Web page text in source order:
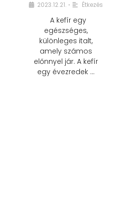
2023.12.21. • Étkezés
A kefír egy
egészséges,
különleges italt,
amely számos
előnnyel jár. A kefír
egy évezredek …